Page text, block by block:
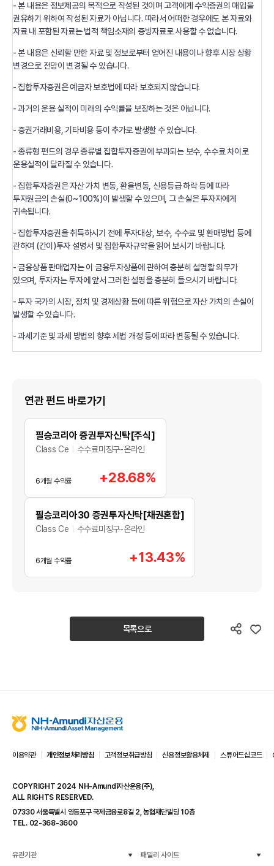
- 본 내용은 정보제공의 목적으로 작성된 것이며 고객에게 수익증권의 매입을
권유하기 위하여 작성된 자료가 아닙니다. 따라서 어떠한 경우에도 본 자료와
자료 내 포함된 자료는 법적 책임소재의 증빙자료로 사용할 수 없습니다.
- 본 내용은 신뢰할 만한 자료 및 정보로부터 얻어진 내용이나 향후 시장 상황
변경으로 전망이 변경될 수 있습니다.
- 집합투자증권은 예금자 보호법에 따라 보호되지 않습니다.
- 과거의 운용 실적이 미래의 수익률을 보장하는 것은 아닙니다.
- 증권거래비용, 기타비용 등이 추가로 발생할 수 있습니다.
- 종류형 펀드의 경우 종류별 집합투자증권에 부과되는 보수, 수수료 차이로
운용실적이 달라질 수 있습니다.
- 집합투자증권은 자산 가치 변동, 환율변동, 신용등급 하락 등에 따라
투자원금의 손실(0~100%)이 발생할 수 있으며, 그 손실은 투자자에게
귀속됩니다.
- 집합투자증권을 취득하시기 전에 투자대상, 보수, 수수료 및 환매방법 등에
관하여 (간이)투자 설명서 및 집합투자규약을 읽어 보시기 바랍니다.
- 금융상품 판매업자는 이 금융투자상품에 관하여 충분히 설명할 의무가
있으며, 투자자는 투자에 앞서 그러한 설명을 충분히 들으시기 바랍니다.
- 투자 국가의 시장, 정치 및 경제상황 등에 따른 위험으로 자산 가치의 손실이
발생할 수 있습니다.
- 과세기준 및 과세 방법의 향후 세법 개정 등에 따라 변동될 수 있습니다.
연관 펀드 바로가기
필승코리아 증권투자신탁[주식]
Class Ce 수수료미징구-온라인
6개월 수익률 +28.68%
필승코리아30 증권투자신탁[채권혼합]
Class Ce 수수료미징구-온라인
6개월 수익률 +13.43%
목록으로
N
H
-
m
u
n
d
i
산
운
이용약관 개인정보처리방침 고객정보취급방침 신용정보활용체제 스튜어드십코드
COPYRIGHT 2024 NH-Amundi자산운용(주),
ALL RIGHTS RESERVED.
07330 서울특별시 영등포구 국제금융로8길 2, 농협재단빌딩 10층
TEL. 02-368-3600
유관기관 패밀리 사이트